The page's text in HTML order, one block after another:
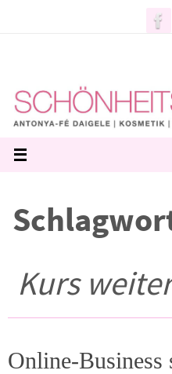
Kurs
Online-Business